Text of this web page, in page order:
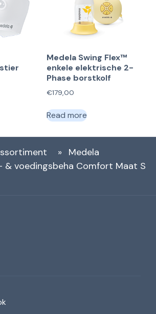
Medela Swing Flex™
enkele elektrische 2-
Phase borstkolf
€179,00
Read more
»
Medela
& voedingsbeha Comfort Maat S